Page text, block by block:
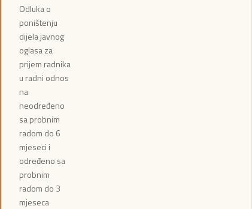
Odluka o
poništenju
dijela javnog
oglasa za
prijem radnika
u radni odnos
na
neodređeno
sa probnim
radom do 6
mjeseci i
određeno sa
probnim
radom do 3
mjeseca